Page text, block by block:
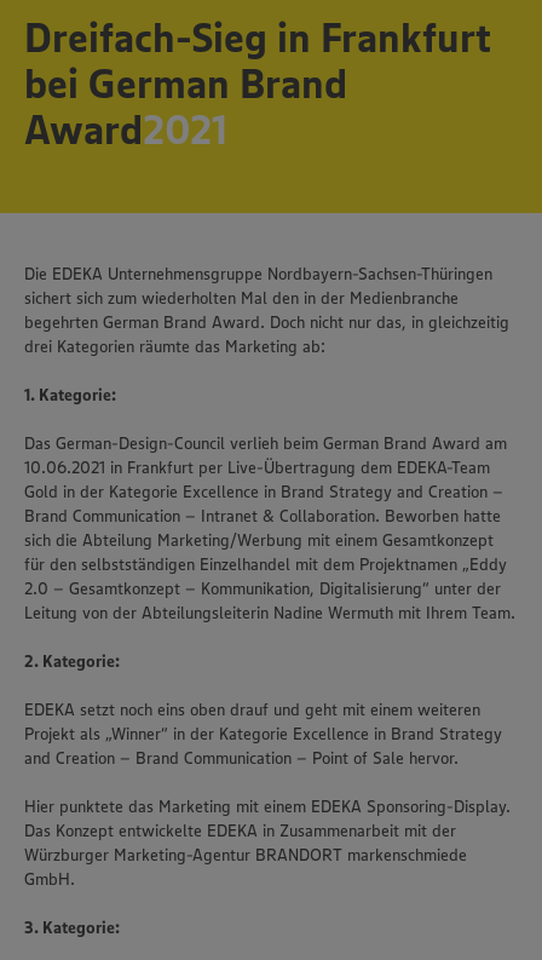
Dreifach-Sieg in Frankfurt
bei German Brand
Award2021
Die EDEKA Unternehmensgruppe Nordbayern-Sachsen-Thüringen
sichert sich zum wiederholten Mal den in der Medienbranche
begehrten German Brand Award. Doch nicht nur das, in gleichzeitig
drei Kategorien räumte das Marketing ab:
1. Kategorie:
Das German-Design-Council verlieh beim German Brand Award am
10.06.2021 in Frankfurt per Live-Übertragung dem EDEKA-Team
Gold in der Kategorie Excellence in Brand Strategy and Creation –
Brand Communication – Intranet & Collaboration. Beworben hatte
sich die Abteilung Marketing/Werbung mit einem Gesamtkonzept
für den selbstständigen Einzelhandel mit dem Projektnamen „Eddy
2.0 – Gesamtkonzept – Kommunikation, Digitalisierung“ unter der
Leitung von der Abteilungsleiterin Nadine Wermuth mit Ihrem Team.
2. Kategorie:
EDEKA setzt noch eins oben drauf und geht mit einem weiteren
Projekt als „Winner“ in der Kategorie Excellence in Brand Strategy
and Creation – Brand Communication – Point of Sale hervor.
Hier punktete das Marketing mit einem EDEKA Sponsoring-Display.
Das Konzept entwickelte EDEKA in Zusammenarbeit mit der
Würzburger Marketing-Agentur BRANDORT markenschmiede
GmbH.
3. Kategorie: